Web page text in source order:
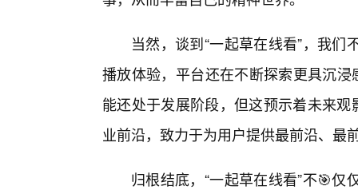
当然，谈到“一起草在线看”，我
播放体验，平台还在不断探索更具沉
能还处于发展阶段，但这预示着未来
业前沿，致力于为用户提供最前沿、最
归根结底，“一起草在线看”不🎯